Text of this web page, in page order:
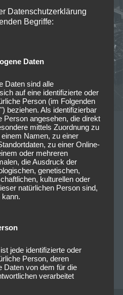
2026-06-17 Foo
TOUR
München
„AKE Cover Tour 2026“
Bühnen. Für Fans…
Datenschutzerklärung
Begriffe:
Daten
Daten sind alle
auf eine identifizierte oder
Person (im Folgenden
beziehen. Als identifizierbar
Person angesehen, die direkt
mittels Zuordnung zu
Namen, zu einer
zu einer Online-
oder mehreren
die Ausdruck der
genetischen,
kulturellen oder
natürlichen Person sind,
kann.
jede identifizierte oder
Person, deren
Daten von dem für die
verarbeitet